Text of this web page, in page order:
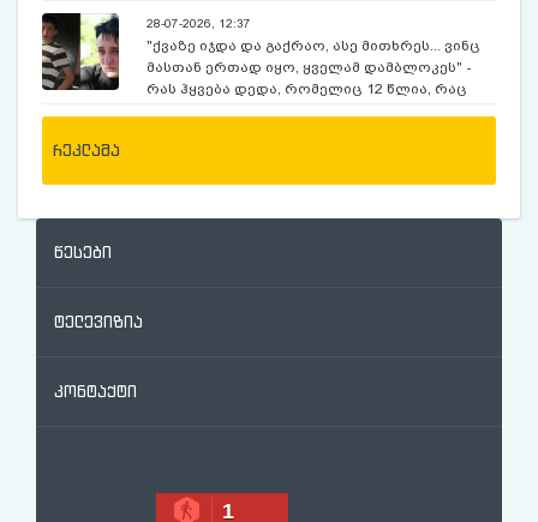
28-07-2026, 12:37
"ქვაზე იჯდა და გაქრაო, ასე მითხრეს... ვინც
მასთან ერთად იყო, ყველამ დამბლოკეს" -
რას ჰყვება დედა, რომელიც 12 წლია, რაც
რეკლამა
წესები
ტელევიზია
კონტაქტი
1